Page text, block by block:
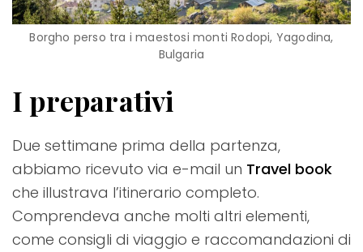
Borgho perso tra i maestosi monti Rodopi, Yagodina,
Bulgaria
I preparativi
Due settimane prima della partenza,
abbiamo ricevuto via e-mail un Travel book
che illustrava l’itinerario completo.
Comprendeva anche molti altri elementi,
come consigli di viaggio e raccomandazioni di